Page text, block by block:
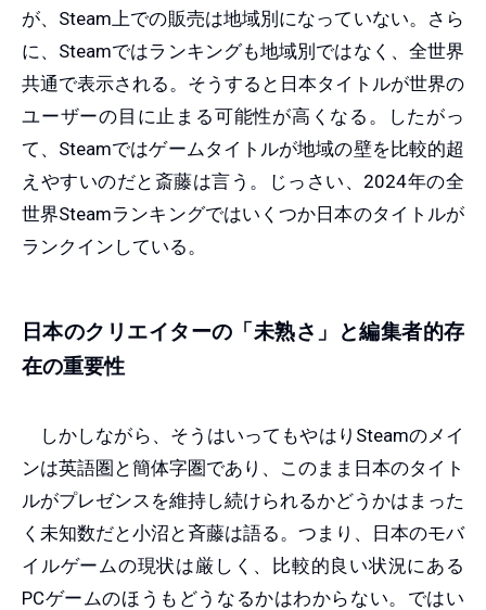
が、Steam上での販売は地域別になっていない。さら
に、Steamではランキングも地域別ではなく、全世界
共通で表示される。そうすると日本タイトルが世界の
ユーザーの目に止まる可能性が高くなる。したがっ
て、Steamではゲームタイトルが地域の壁を比較的超
えやすいのだと斎藤は言う。じっさい、2024年の全
世界Steamランキングではいくつか日本のタイトルが
ランクインしている。
日本のクリエイターの「未熟さ」と編集者的存
在の重要性
しかしながら、そうはいってもやはりSteamのメイ
ンは英語圏と簡体字圏であり、このまま日本のタイト
ルがプレゼンスを維持し続けられるかどうかはまった
く未知数だと小沼と斉藤は語る。つまり、日本のモバ
イルゲームの現状は厳しく、比較的良い状況にある
PCゲームのほうもどうなるかはわからない。ではい